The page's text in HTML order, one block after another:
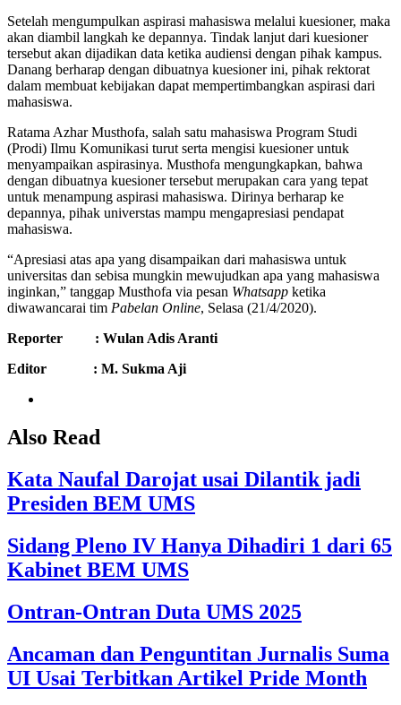
Setelah mengumpulkan aspirasi mahasiswa melalui kuesioner, maka
akan diambil langkah ke depannya. Tindak lanjut dari kuesioner
tersebut akan dijadikan data ketika audiensi dengan pihak kampus.
Danang berharap dengan dibuatnya kuesioner ini, pihak rektorat
dalam membuat kebijakan dapat mempertimbangkan aspirasi dari
mahasiswa.
Ratama Azhar Musthofa, salah satu mahasiswa Program Studi
(Prodi) Ilmu Komunikasi turut serta mengisi kuesioner untuk
menyampaikan aspirasinya. Musthofa mengungkapkan, bahwa
dengan dibuatnya kuesioner tersebut merupakan cara yang tepat
untuk menampung aspirasi mahasiswa. Dirinya berharap ke
depannya, pihak universtas mampu mengapresiasi pendapat
mahasiswa.
“Apresiasi atas apa yang disampaikan dari mahasiswa untuk
universitas dan sebisa mungkin mewujudkan apa yang mahasiswa
inginkan,” tanggap Musthofa via pesan Whatsapp ketika
diwawancarai tim Pabelan Online, Selasa (21/4/2020).
Reporter
: Wulan Adis Aranti
Editor
: M. Sukma Aji
Also Read
Kata Naufal Darojat usai Dilantik jadi
Presiden BEM UMS
Sidang Pleno IV Hanya Dihadiri 1 dari 65
Kabinet BEM UMS
Ontran-Ontran Duta UMS 2025
Ancaman dan Penguntitan Jurnalis Suma
UI Usai Terbitkan Artikel Pride Month